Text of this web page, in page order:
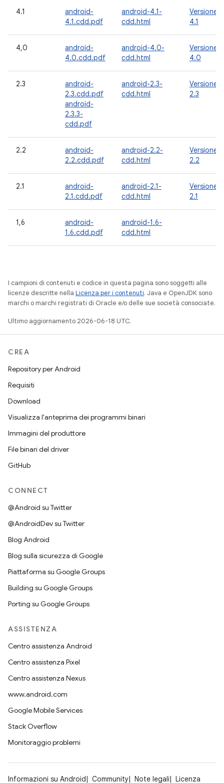
4.1
android-
4.1.cdd.pdf
android-4.1-
cdd.html
Versione
4.1
4,0
android-
4.0.cdd.pdf
android-4.0-
cdd.html
Versione
4.0
2.3
android-
2.3.cdd.pdf
android-
2.3.3-
cdd.pdf
android-2.3-
cdd.html
Versione
2.3
2.2
android-
2.2.cdd.pdf
android-2.2-
cdd.html
Versione
2.2
2.1
android-
2.1.cdd.pdf
android-2.1-
cdd.html
Versione
2.1
1,6
android-
1.6.cdd.pdf
android-1.6-
cdd.html
I campioni di contenuti e codice in questa pagina sono soggetti alle
licenze descritte nella Licenza per i contenuti. Java e OpenJDK sono
marchi o marchi registrati di Oracle e/o delle sue società consociate.
Ultimo aggiornamento 2026-06-18 UTC.
CREA
Repository per Android
Requisiti
Download
Visualizza l'anteprima dei programmi binari
Immagini del produttore
File binari del driver
GitHub
CONNECT
@Android su Twitter
@AndroidDev su Twitter
Blog Android
Blog sulla sicurezza di Google
Piattaforma su Google Groups
Building su Google Groups
Porting su Google Groups
ASSISTENZA
Centro assistenza Android
Centro assistenza Pixel
Centro assistenza Nexus
www.android.com
Google Mobile Services
Stack Overflow
Monitoraggio problemi
Informazioni su Android Community Note legali
Licenza